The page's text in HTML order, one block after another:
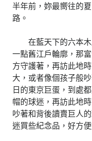
半年前，妳最嚮往的
路。
在藍天下的六本木
一點舊江戶輪廓，那
方守護著，再訪此地
大，或者像個孩子般
日的東京巨蛋，到處
帽的球迷，再訪此地
吵著和背後讀賣巨人
迷買些紀念品，好方